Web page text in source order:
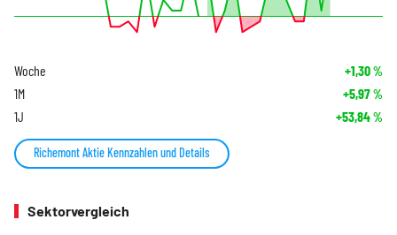
Woche +1,30%
1M +5,97%
1J +53,84%
Richemont Aktie Kennzahlen und Details
Sektorvergleich